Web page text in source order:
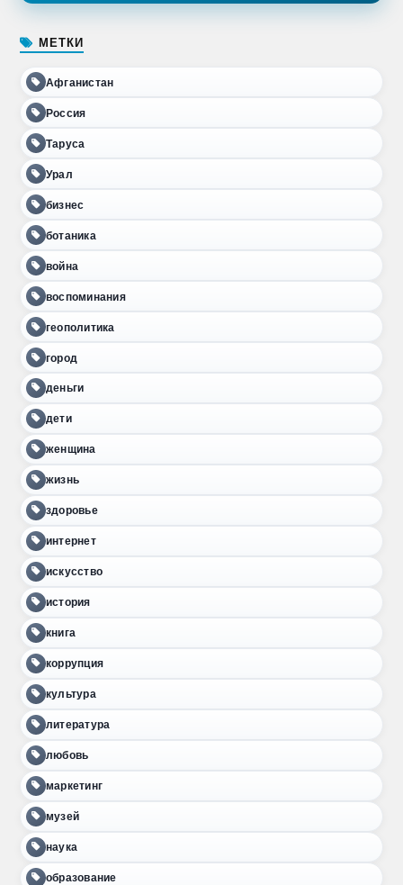
МЕТКИ
Афганистан
Россия
Таруса
Урал
бизнес
ботаника
война
воспоминания
геополитика
город
деньги
дети
женщина
жизнь
здоровье
интернет
искусство
история
книга
коррупция
культура
литература
любовь
маркетинг
музей
наука
образование